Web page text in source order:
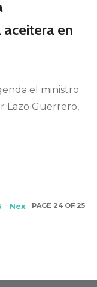
en
el ministro
Lazo Guerrero,
Nex
PAGE 24 OF 25